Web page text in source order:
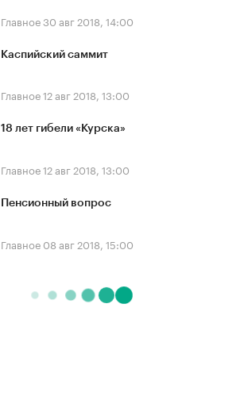
Главное30 авг 2018, 14:00
Каспийский саммит
Главное12 авг 2018, 13:00
18 лет гибели «Курска»
Главное12 авг 2018, 13:00
Пенсионный вопрос
Главное 08 авг 2018, 15:00